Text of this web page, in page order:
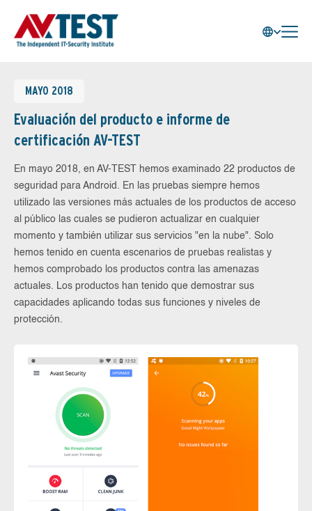
MAYO 2018
Evaluación del producto e informe de
certificación AV-TEST
En mayo 2018, en AV-TEST hemos examinado 22 productos de
seguridad para Android. En las pruebas siempre hemos
utilizado las versiones más actuales de los productos de acceso
al público las cuales se pudieron actualizar en cualquier
momento y también utilizar sus servicios "en la nube". Solo
hemos tenido en cuenta escenarios de pruebas realistas y
hemos comprobado los productos contra las amenazas
actuales. Los productos han tenido que demostrar sus
capacidades aplicando todas sus funciones y niveles de
protección.